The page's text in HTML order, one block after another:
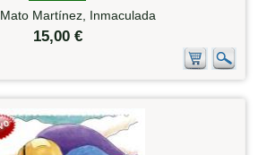
Mato Martínez, Inmaculada
15,00 €